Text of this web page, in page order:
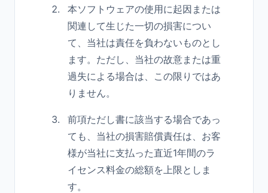
本ソフトウェアの使用に起因または
関連して生じた一切の損害につい
て、当社は責任を負わないものとし
ます。ただし、当社の故意または重
過失による場合は、この限りではあ
りません。
前項ただし書に該当する場合であっ
ても、当社の損害賠償責任は、お客
様が当社に支払った直近1年間のラ
イセンス料金の総額を上限としま
す。